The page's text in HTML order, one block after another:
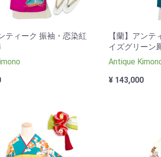
ティーク 振袖・恋染紅
【蘭】アンテ
イズグリーン
Antique
¥ 143,000